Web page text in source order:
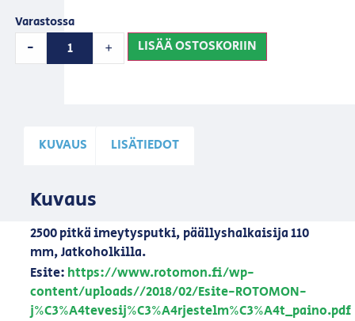
Varastossa
- + LISÄÄ OSTOSKORIIN
KUVAUS LISÄTIEDOT
Kuvaus
2500 pitkä imeytysputki, päällyshalkaisija 110
mm, Jatkoholkilla.
Esite: https://www.rotomon.fi/wp-
content/uploads//2018/02/Esite-ROTOMON-
j%C3%A4tevesij%C3%A4rjestelm%C3%A4t_paino.pdf